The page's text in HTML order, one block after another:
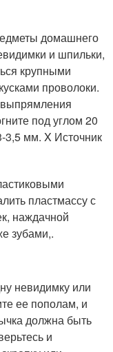
домашнего
и шпильки,
крупными
проволоки.
под углом 20
3,5 мм. X Источник
пластмассу с
наждачной
зубами,.
невидимку или
ее пополам, и
должна быть
и